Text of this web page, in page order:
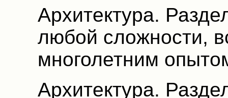
Архитектура.
любой сложности,
многолетним
Архитектура.